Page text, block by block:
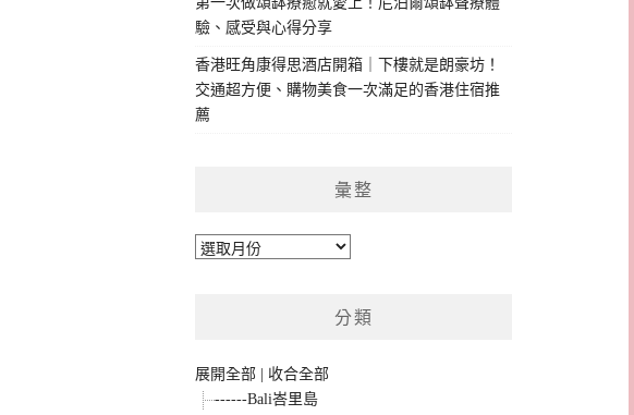
驗、感受與心得分享
香港旺角康得思酒店開箱｜下樓就是朗豪坊！
交通超方便、購物美食一次滿足的香港住宿推
薦
彙整
彙
分類
展開全部
收合全部
------Bali峇里島